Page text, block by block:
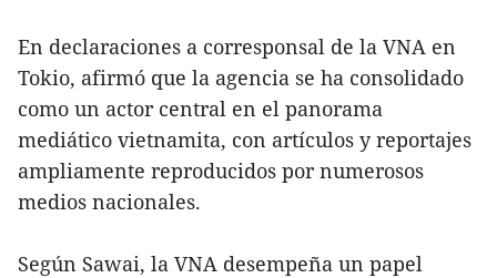
En declaraciones a corresponsal de la VNA en
Tokio, afirmó que la agencia se ha consolidado
como un actor central en el panorama
mediático vietnamita, con artículos y reportajes
ampliamente reproducidos por numerosos
medios nacionales.
Según Sawai, la VNA desempeña un papel